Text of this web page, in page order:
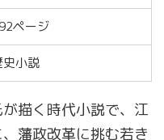
ページ
史小説
描く時代小説で、江
藩政改革に挑む若き